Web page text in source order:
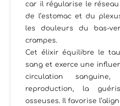
car il régularise le
de l’estomac et du
les douleurs du bas-
crampes.
Cet élixir équilibre le
sang et exerce une
circulation
reproduction, la
osseuses. Il favorise